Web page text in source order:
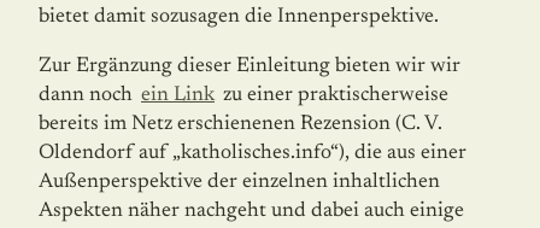
bietet damit sozusagen die Innenperspektive.
Zur Ergänzung dieser Einleitung bieten wir wir
dann noch ein Link zu einer praktischer­weise
bereits im Netz erschienenen Rezension (C. V.
Oldendorf auf „katholisches.info“), die aus einer
Außenperspektive der einzelnen inhaltlichen
Aspekten näher nachgeht und dabei auch einige